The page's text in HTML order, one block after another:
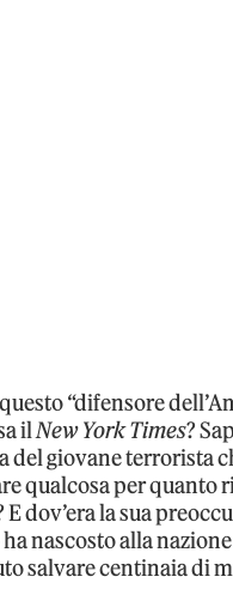
“difensore
ilNew York Times?
del giovane terrorista
qualcosa per quanto
dov’era la sua
nascosto alla
salvare centinaia di